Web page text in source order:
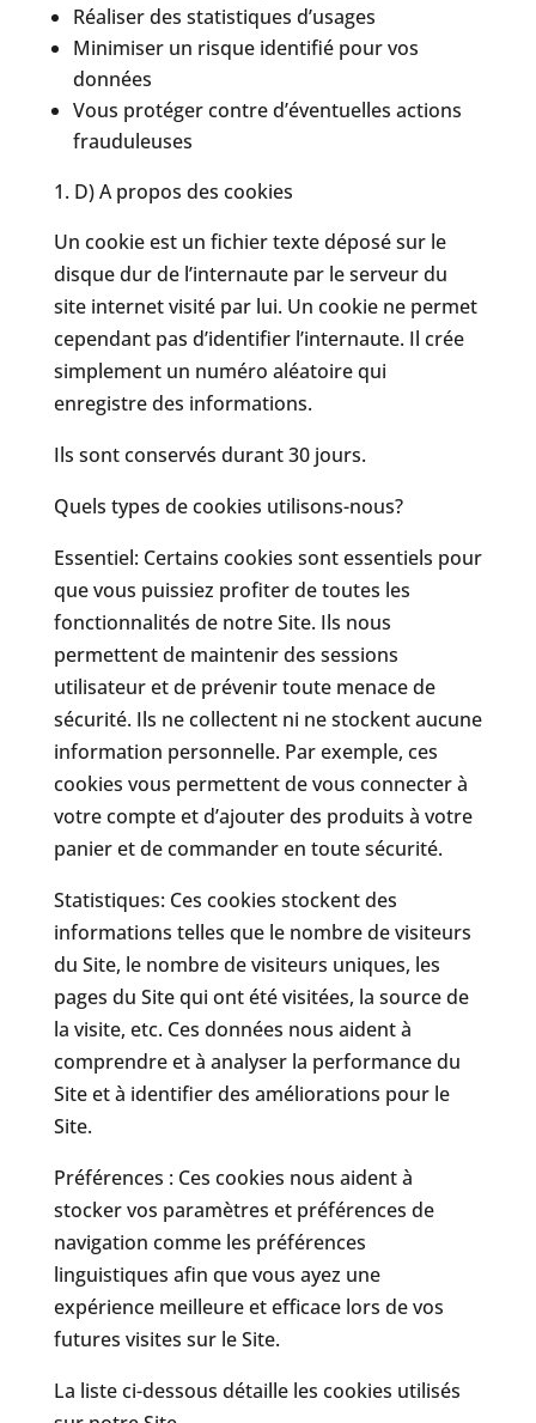
Réaliser des statistiques d’usages
Minimiser un risque identifié pour vos
données
Vous protéger contre d’éventuelles actions
frauduleuses
D) A propos des cookies
Un cookie est un fichier texte déposé sur le
disque dur de l’internaute par le serveur du
site internet visité par lui. Un cookie ne permet
cependant pas d’identifier l’internaute. Il crée
simplement un numéro aléatoire qui
enregistre des informations.
Ils sont conservés durant 30 jours.
Quels types de cookies utilisons-nous?
Essentiel: Certains cookies sont essentiels pour
que vous puissiez profiter de toutes les
fonctionnalités de notre Site. Ils nous
permettent de maintenir des sessions
utilisateur et de prévenir toute menace de
sécurité. Ils ne collectent ni ne stockent aucune
information personnelle. Par exemple, ces
cookies vous permettent de vous connecter à
votre compte et d’ajouter des produits à votre
panier et de commander en toute sécurité.
Statistiques: Ces cookies stockent des
informations telles que le nombre de visiteurs
du Site, le nombre de visiteurs uniques, les
pages du Site qui ont été visitées, la source de
la visite, etc. Ces données nous aident à
comprendre et à analyser la performance du
Site et à identifier des améliorations pour le
Site.
Préférences : Ces cookies nous aident à
stocker vos paramètres et préférences de
navigation comme les préférences
linguistiques afin que vous ayez une
expérience meilleure et efficace lors de vos
futures visites sur le Site.
La liste ci-dessous détaille les cookies utilisés